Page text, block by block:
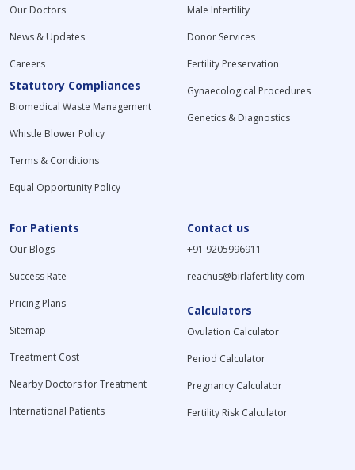
Our Doctors
News & Updates
Careers
Statutory Compliances
Biomedical Waste Management
Whistle Blower Policy
Terms & Conditions
Equal Opportunity Policy
Male Infertility
Donor Services
Fertility Preservation
Gynaecological Procedures
Genetics & Diagnostics
For Patients
Our Blogs
Success Rate
Pricing Plans
Sitemap
Treatment Cost
Nearby Doctors for Treatment
International Patients
Contact us
+91 9205996911
reachus@birlafertility.com
Calculators
Ovulation Calculator
Period Calculator
Pregnancy Calculator
Fertility Risk Calculator